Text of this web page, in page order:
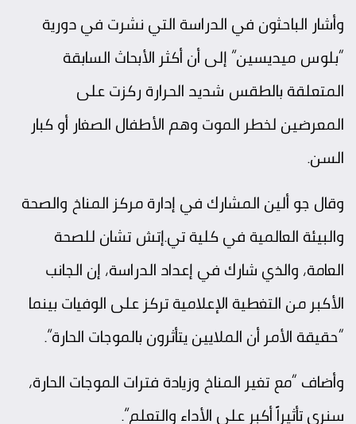
وأشار الباحثون في الدراسة التي نشرت في دورية
“بلوس ميديسين” إلى أن أكثر الأبحاث السابقة
المتعلقة بالطقس شديد الحرارة ركزت على
المعرضين لخطر الموت وهم الأطفال الصغار أو كبار
السن.
وقال جو ألين المشارك في إدارة مركز المناخ والصحة
والبيئة العالمية في كلية تي.إتش تشان للصحة
العامة، والذي شارك في إعداد الدراسة، إن الجانب
الأكبر من التغطية الإعلامية تركز على الوفيات بينما
“حقيقة الأمر أن الملايين يتأثرون بالموجات الحارة”.
وأضاف “مع تغير المناخ وزيادة فترات الموجات الحارة،
سنرى تأثيراً أكبر على الأداء والتعلم”.